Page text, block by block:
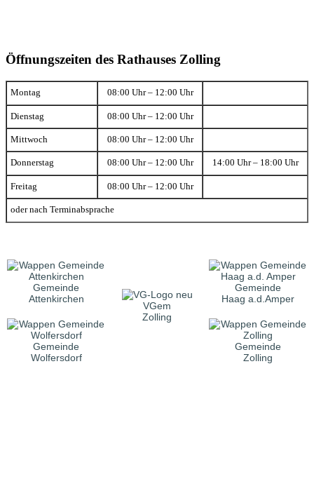
Öffnungszeiten des Rathauses Zolling
Montag 08:00 Uhr – 12:00 Uhr
Dienstag 08:00 Uhr – 12:00 Uhr
Mittwoch 08:00 Uhr – 12:00 Uhr
Donnerstag 08:00 Uhr – 12:00 Uhr 14:00 Uhr – 18:00 Uhr
Freitag 08:00 Uhr – 12:00 Uhr
oder nach Terminabsprache
Gemeinde
Attenkirchen
VGem
Zolling
Gemeinde
Haag a.d.Amper
Gemeinde
Wolfersdorf
Gemeinde
Zolling